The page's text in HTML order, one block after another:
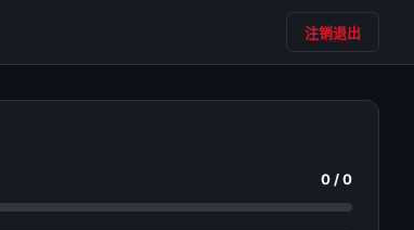
注销退出
0 / 0